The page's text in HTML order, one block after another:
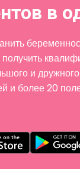
в
получить
и
и более 20